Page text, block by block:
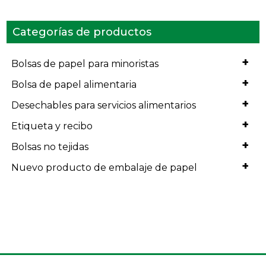
Categorías de productos
+
Bolsas de papel para minoristas
+
Bolsa de papel alimentaria
+
Desechables para servicios alimentarios
+
Etiqueta y recibo
+
Bolsas no tejidas
+
Nuevo producto de embalaje de papel